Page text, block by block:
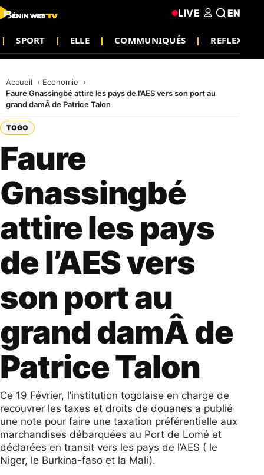
SPORT ELLE COMMUNIQUÉS REFLEXION
LIVE EN
Accueil
Economie
Faure Gnassingbé attire les pays de l’AES vers son port au
grand damÂ de Patrice Talon
TOGO
Faure
Gnassingbé
attire les pays
de l’AES vers
son port au
grand damÂ de
Patrice Talon
Ce 19 Février, l’institution togolaise en charge de
recouvrer les taxes et droits de douanes a publié
une note pour faire une taxation préférentielle aux
marchandises débarquées au Port de Lomé et
déclarées en transit vers les pays de l’AES ( le
Niger, le Burkina-faso et la Mali).